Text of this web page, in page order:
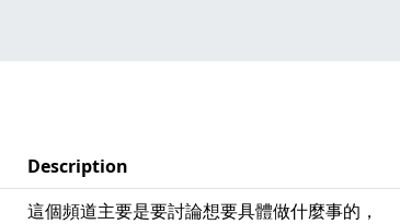
Description
這個頻道主要是要討論想要具體做什麼事的，